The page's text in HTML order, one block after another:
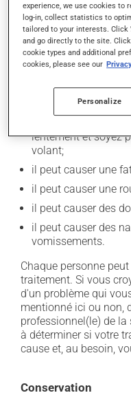
Effets indésirables
En plus de ses effets
l'occasion entraîner
il peut causer des
lentement et soyez
volant;
il peut causer une
il peut causer une
il peut causer des
il peut causer des
vomissements.
Chaque personne
traitement. Si vous
d'un problème qui
mentionné ici ou non,
professionnel(le) de
à déterminer si votre
cause et, au besoin,
Conservation
experience, we use cookies to
log-in, collect statistics to
tailored to your interests. Click
and go directly to the site.
cookie types and additional
cookies, please see our
Personalize